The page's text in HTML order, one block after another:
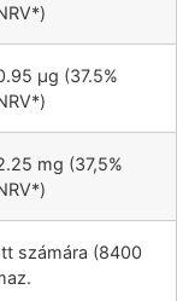
µg (37.5%
mg (37,5%
számára (8400